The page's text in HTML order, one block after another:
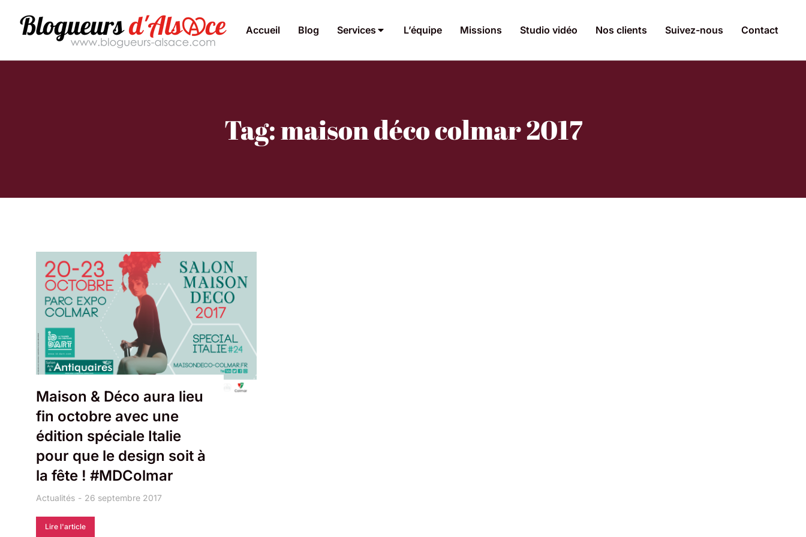
Accueil Blog Services L’équipe Missions Studio vidéo Nos clients Suivez-nous Contact
Tag: maison déco colmar 2017
Maison & Déco aura lieu
fin octobre avec une
édition spéciale Italie
pour que le design soit à
la fête ! #MDColmar
Actualités 26 septembre 2017
Lire l'article